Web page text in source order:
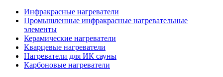
Инфракрасные нагреватели
Промышленные инфракрасные нагревательные
элементы
Керамические нагреватели
Кварцевые нагреватели
Нагреватели для ИК сауны
Карбоновые нагреватели